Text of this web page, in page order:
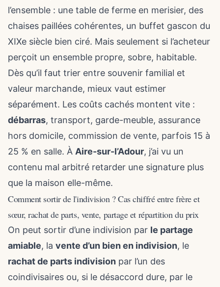
l’ensemble : une table de ferme en merisier, des
chaises paillées cohérentes, un buffet gascon du
XIXe siècle bien ciré. Mais seulement si l’acheteur
perçoit un ensemble propre, sobre, habitable.
Dès qu’il faut trier entre souvenir familial et
valeur marchande, mieux vaut estimer
séparément. Les coûts cachés montent vite :
débarras, transport, garde-meuble, assurance
hors domicile, commission de vente, parfois 15 à
25 % en salle. À Aire-sur-l’Adour, j’ai vu un
contenu mal arbitré retarder une signature plus
que la maison elle-même.
Comment sortir de l'indivision ? Cas chiffré entre frère et
sœur, rachat de parts, vente, partage et répartition du prix
On peut sortir d’une indivision par le partage
amiable, la vente d’un bien en indivision, le
rachat de parts indivision par l’un des
coindivisaires ou, si le désaccord dure, par le